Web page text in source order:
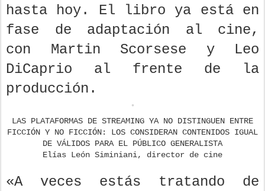
hasta hoy. El libro ya está en
fase de adaptación al cine,
con Martin Scorsese y Leo
DiCaprio al frente de la
producción.
LAS PLATAFORMAS DE STREAMING YA NO DISTINGUEN ENTRE
FICCIÓN Y NO FICCIÓN: LOS CONSIDERAN CONTENIDOS IGUAL
DE VÁLIDOS PARA EL PÚBLICO GENERALISTA
Elías León Siminiani, director de cine
«A veces estás tratando de